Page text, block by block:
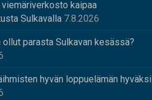
kaipaa
Sulkavalla 7.8.2026
ollut parasta Sulkavan kesässä?
hyvän loppuelämän hyväksi